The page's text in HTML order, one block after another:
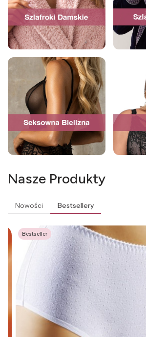
Nasze Produkty
Nowości Bestsellery
Bestseller